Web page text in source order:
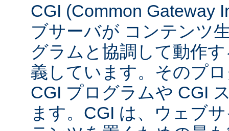
CGI (Common Gateway
ブサーバが コンテンツ
グラムと協調して動作
義しています。そのプ
CGI プログラムや CGI
ます。CGI は、ウェブ